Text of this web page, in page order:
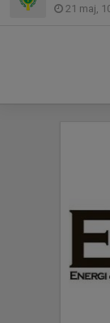
21 maj,